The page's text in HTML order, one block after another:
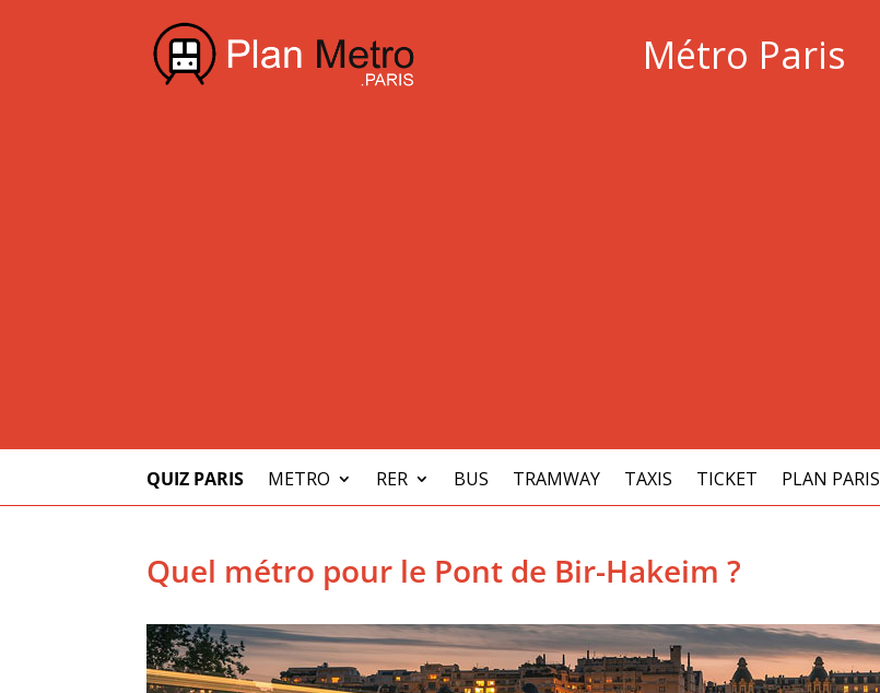
Métro Paris
QUIZ PARIS METRO RER BUS TRAMWAY TAXIS TICKET PLAN PARIS
Quel métro pour le Pont de Bir-Hakeim ?